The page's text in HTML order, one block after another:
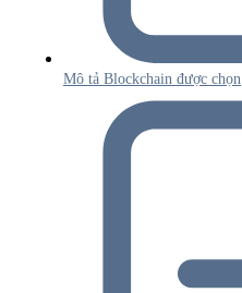
Mô tả Blockchain được chọn